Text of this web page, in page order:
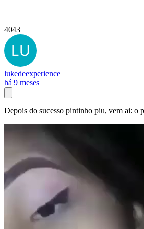
4043
lukedeexperience
há 9 meses
Depois do sucesso pintinho piu, vem ai: o